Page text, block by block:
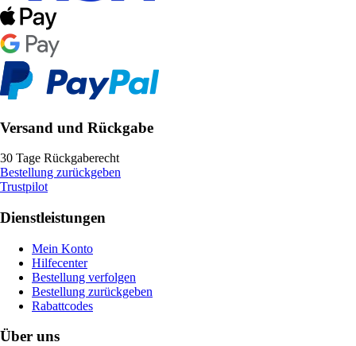
Versand und Rückgabe
30 Tage Rückgaberecht
Bestellung zurückgeben
Trustpilot
Dienstleistungen
Mein Konto
Hilfecenter
Bestellung verfolgen
Bestellung zurückgeben
Rabattcodes
Über uns